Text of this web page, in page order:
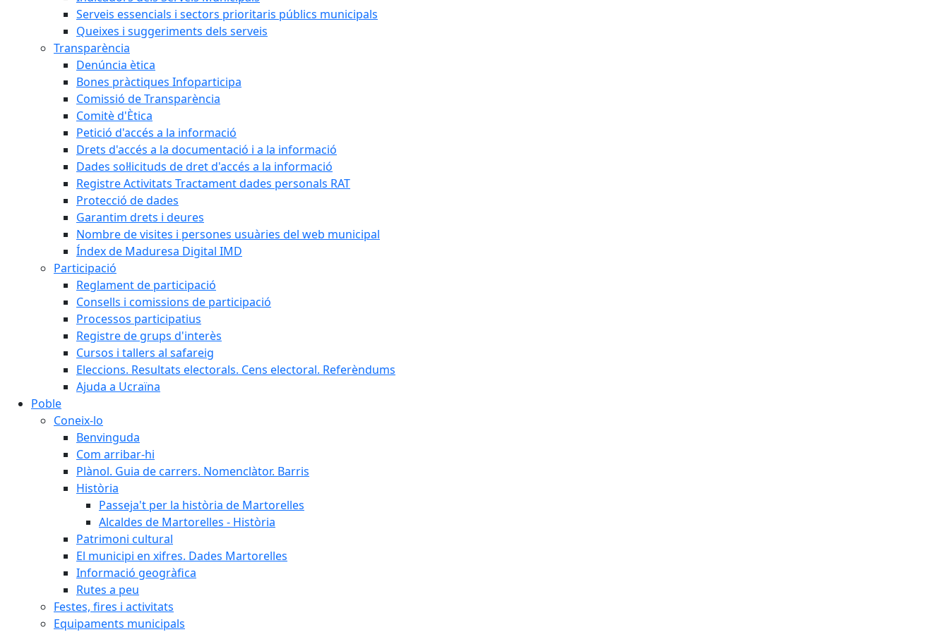
Serveis essencials i sectors prioritaris públics municipals
Queixes i suggeriments dels serveis
Transparència
Denúncia ètica
Bones pràctiques Infoparticipa
Comissió de Transparència
Comitè d'Ètica
Petició d'accés a la informació
Drets d'accés a la documentació i a la informació
Dades sol·licituds de dret d'accés a la informació
Registre Activitats Tractament dades personals RAT
Protecció de dades
Garantim drets i deures
Nombre de visites i persones usuàries del web municipal
Índex de Maduresa Digital IMD
Participació
Reglament de participació
Consells i comissions de participació
Processos participatius
Registre de grups d'interès
Cursos i tallers al safareig
Eleccions. Resultats electorals. Cens electoral. Referèndums
Ajuda a Ucraïna
Poble
Coneix-lo
Benvinguda
Com arribar-hi
Plànol. Guia de carrers. Nomenclàtor. Barris
Història
Passeja't per la història de Martorelles
Alcaldes de Martorelles - Història
Patrimoni cultural
El municipi en xifres. Dades Martorelles
Informació geogràfica
Rutes a peu
Festes, fires i activitats
Equipaments municipals